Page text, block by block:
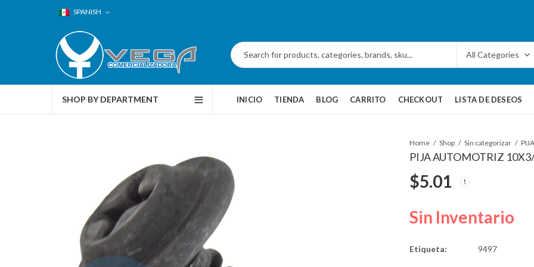
SPANISH
SHOP BY DEPARTMENT INICIO TIENDA BLOG CARRITO CHECKOUT LISTA DE DESEOS
Home Shop Sin categorizar
PIJA AUTOMOTRIZ
$5.01
Sin Inventario
Etiqueta: 9497